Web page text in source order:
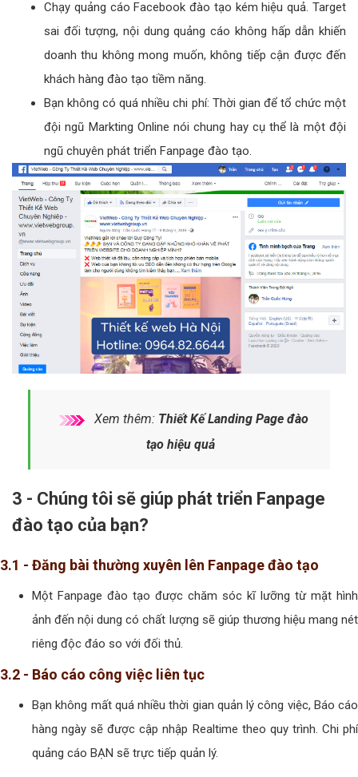
Chạy quảng cáo Facebook đào tạo kém hiệu quả. Target
sai đối tượng, nội dung quảng cáo không hấp dẫn khiến
doanh thu không mong muốn, không tiếp cận được đến
khách hàng đào tạo tiềm năng.
Bạn không có quá nhiều chi phí: Thời gian để tổ chức một
đội ngũ Markting Online nói chung hay cụ thể là một đội
ngũ chuyên phát triển Fanpage đào tạo.
Xem thêm: Thiết Kế Landing Page đào
tạo hiệu quả
3 - Chúng tôi sẽ giúp phát triển Fanpage
đào tạo của bạn?
3.1 - Đăng bài thường xuyên lên Fanpage đào tạo
Một Fanpage đào tạo được chăm sóc kĩ lưỡng từ mặt hình
ảnh đến nội dung có chất lượng sẽ giúp thương hiệu mang nét
riêng độc đáo so với đối thủ.
3.2 - Báo cáo công việc liên tục
Bạn không mất quá nhiều thời gian quản lý công việc, Báo cáo
hàng ngày sẽ được cập nhập Realtime theo quy trình. Chi phí
quảng cáo BẠN sẽ trực tiếp quản lý.